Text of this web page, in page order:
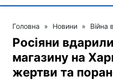
Головна » Новини » Війна
Росіяни
магазину на
жертви та